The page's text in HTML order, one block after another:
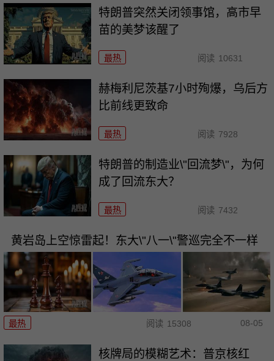
特朗普突然关闭领事馆，高市早
苗的美梦该醒了
最热 阅读 10631
赫梅利尼茨基7小时殉爆，乌后方
比前线更致命
最热 阅读 7928
特朗普的制造业\"回流梦\"，为何
成了回流东大？
最热 阅读 7432
黄岩岛上空惊雷起！东大\"八一\"警巡完全不一样
最热 阅读 15308 08-05
核牌局的模糊艺术：普京核红